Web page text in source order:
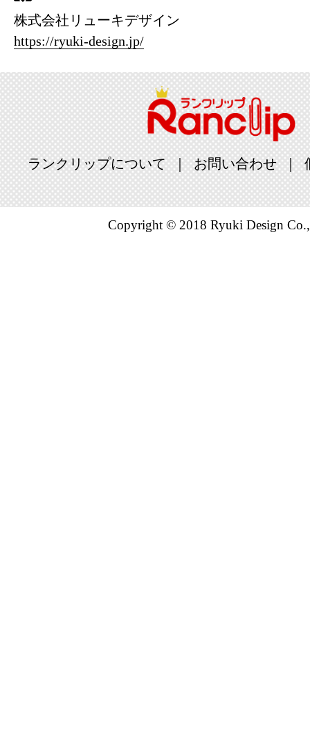
株式会社リューキデザイン
https://ryuki-design.jp/
ランクリップについて お問い合わせ
Copyright © 2018 Ryuki Design